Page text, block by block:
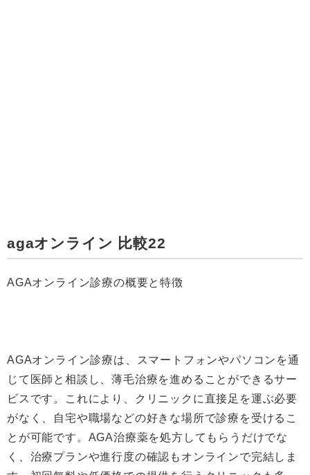
agaオンライン 比較22
AGAオンライン診療の概要と特徴
AGAオンライン診療は、スマートフォンやパソコンを通
じて医師と相談し、薄毛治療を進めることができるサー
ビスです。これにより、クリニックに直接足を運ぶ必要
がなく、自宅や職場などの好きな場所で診療を受けるこ
とが可能です。AGA治療薬を処方してもらうだけでな
く、治療プランや進行度の確認もオンラインで完結しま